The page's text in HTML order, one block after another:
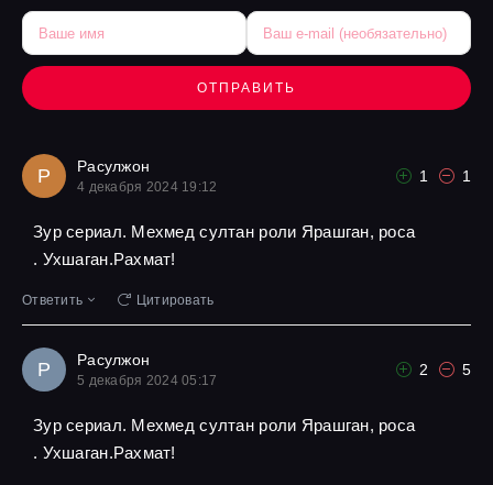
ОТПРАВИТЬ
Р Расулжон
4 декабря 2024 19:12
1 1
Зур сериал. Мехмед султан роли Ярашган, роса
. Ухшаган.Рахмат!
Ответить Цитировать
Р Расулжон
5 декабря 2024 05:17
2 5
Зур сериал. Мехмед султан роли Ярашган, роса
. Ухшаган.Рахмат!